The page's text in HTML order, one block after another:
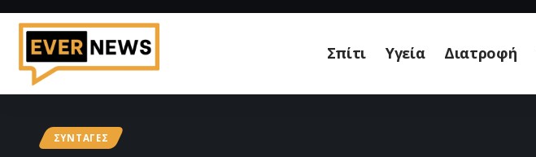
Σπίτι Υγεία Διατροφή
ΣΥΝΤΑΓΈΣ